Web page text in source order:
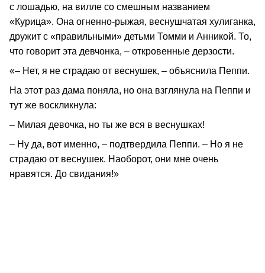
с лошадью, на вилле со смешным названием
«Курица». Она огненно-рыжая, веснушчатая хулиганка,
дружит с «правильными» детьми Томми и Анникой. То,
что говорит эта девчонка, – откровенные дерзости.
«– Нет, я не страдаю от веснушек, – объяснила Пеппи.
На этот раз дама поняла, но она взглянула на Пеппи и
тут же воскликнула:
– Милая девочка, но ты же вся в веснушках!
– Ну да, вот именно, – подтвердила Пеппи. – Но я не
страдаю от веснушек. Наоборот, они мне очень
нравятся. До свидания!»